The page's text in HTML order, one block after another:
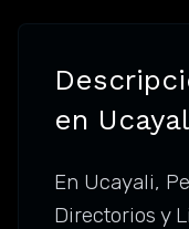
en
En Ucayali,
Directorios y